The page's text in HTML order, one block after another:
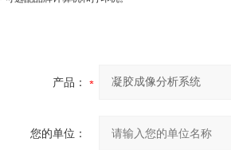
产品：
您的单位：